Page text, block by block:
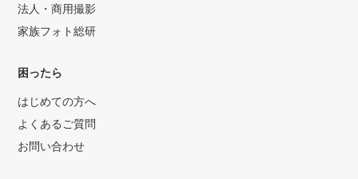
法人・商用撮影
家族フォト総研
困ったら
はじめての方へ
よくあるご質問
お問い合わせ